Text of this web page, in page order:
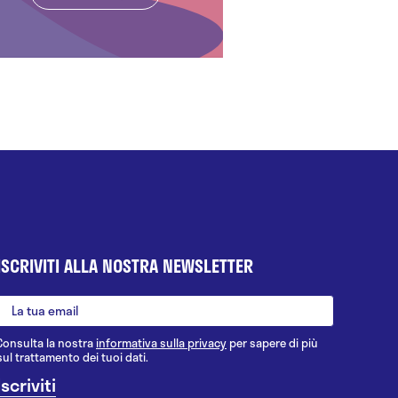
ALLA NOSTRA NEWSLETTER
la nostrainformativa sulla privacy per sapere di più
trattamento dei tuoi dati.